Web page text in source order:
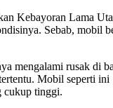
Kebayoran Lama
Sebab, mobil
mengalami rusak di
Mobil seperti ini
cukup tinggi.